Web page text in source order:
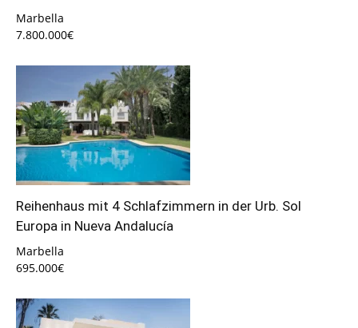
Marbella
7.800.000€
Reihenhaus mit 4 Schlafzimmern in der Urb. Sol
Europa in Nueva Andalucía
Marbella
695.000€